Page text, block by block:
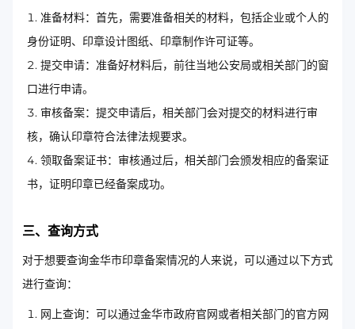
准备材料：首先，需要准备相关的材料，包括企业或个人的
身份证明、印章设计图纸、印章制作许可证等。
提交申请：准备好材料后，前往当地公安局或相关部门的窗
口进行申请。
审核备案：提交申请后，相关部门会对提交的材料进行审
核，确认印章符合法律法规要求。
领取备案证书：审核通过后，相关部门会颁发相应的备案证
书，证明印章已经备案成功。
三、查询方式
对于想要查询金华市印章备案情况的人来说，可以通过以下方式
进行查询：
网上查询：可以通过金华市政府官网或者相关部门的官方网